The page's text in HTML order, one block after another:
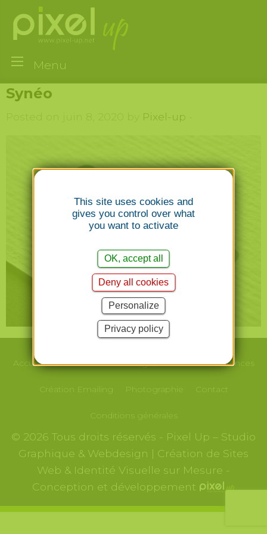
Menu
Synéo
Pixel-up
Accueil Le studio Webdesign/Print NosRéférences
Création Emailing Photographie Contact
Conditions générales
© 2026 Tous droits réservés - Pixel Up – Studio
Graphique & Webdesign | Création de Sites
Web & Identité Visuelle sur Mesure -
Conception et développement
This site uses cookies and
gives you control over what
you want to activate
OK, accept all
Deny all cookies
Personalize
Privacy policy